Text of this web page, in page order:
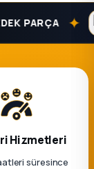
PARÇA ✦
Hizmetleri
süresince